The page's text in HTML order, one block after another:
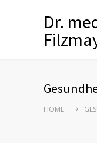
Dr.
HOME